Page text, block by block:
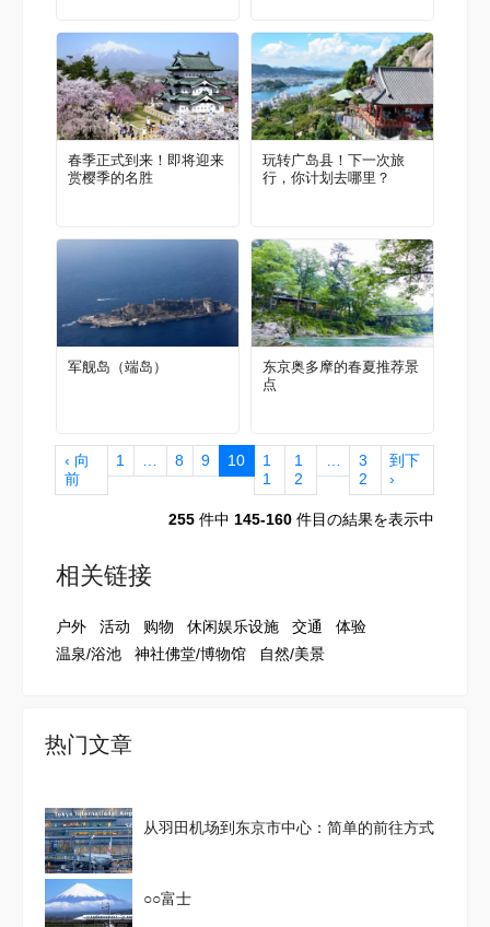
春季正式到来！即将迎来
赏樱季的名胜
玩转广岛县！下一次旅
行，你计划去哪里？
军舰岛（端岛）
东京奥多摩的春夏推荐景
点
‹ 向
前
1 8 9 10
1
1
1
2
3
2
到下
›
255 件中 145-160 件目の結果を表示中
相关链接
户外 活动 购物 休闲娱乐设施 交通
体验
温泉/浴池
神社佛堂/博物馆 自然/美景
热门文章
从羽田机场到东京市中心：简单的前往方式
○○富士